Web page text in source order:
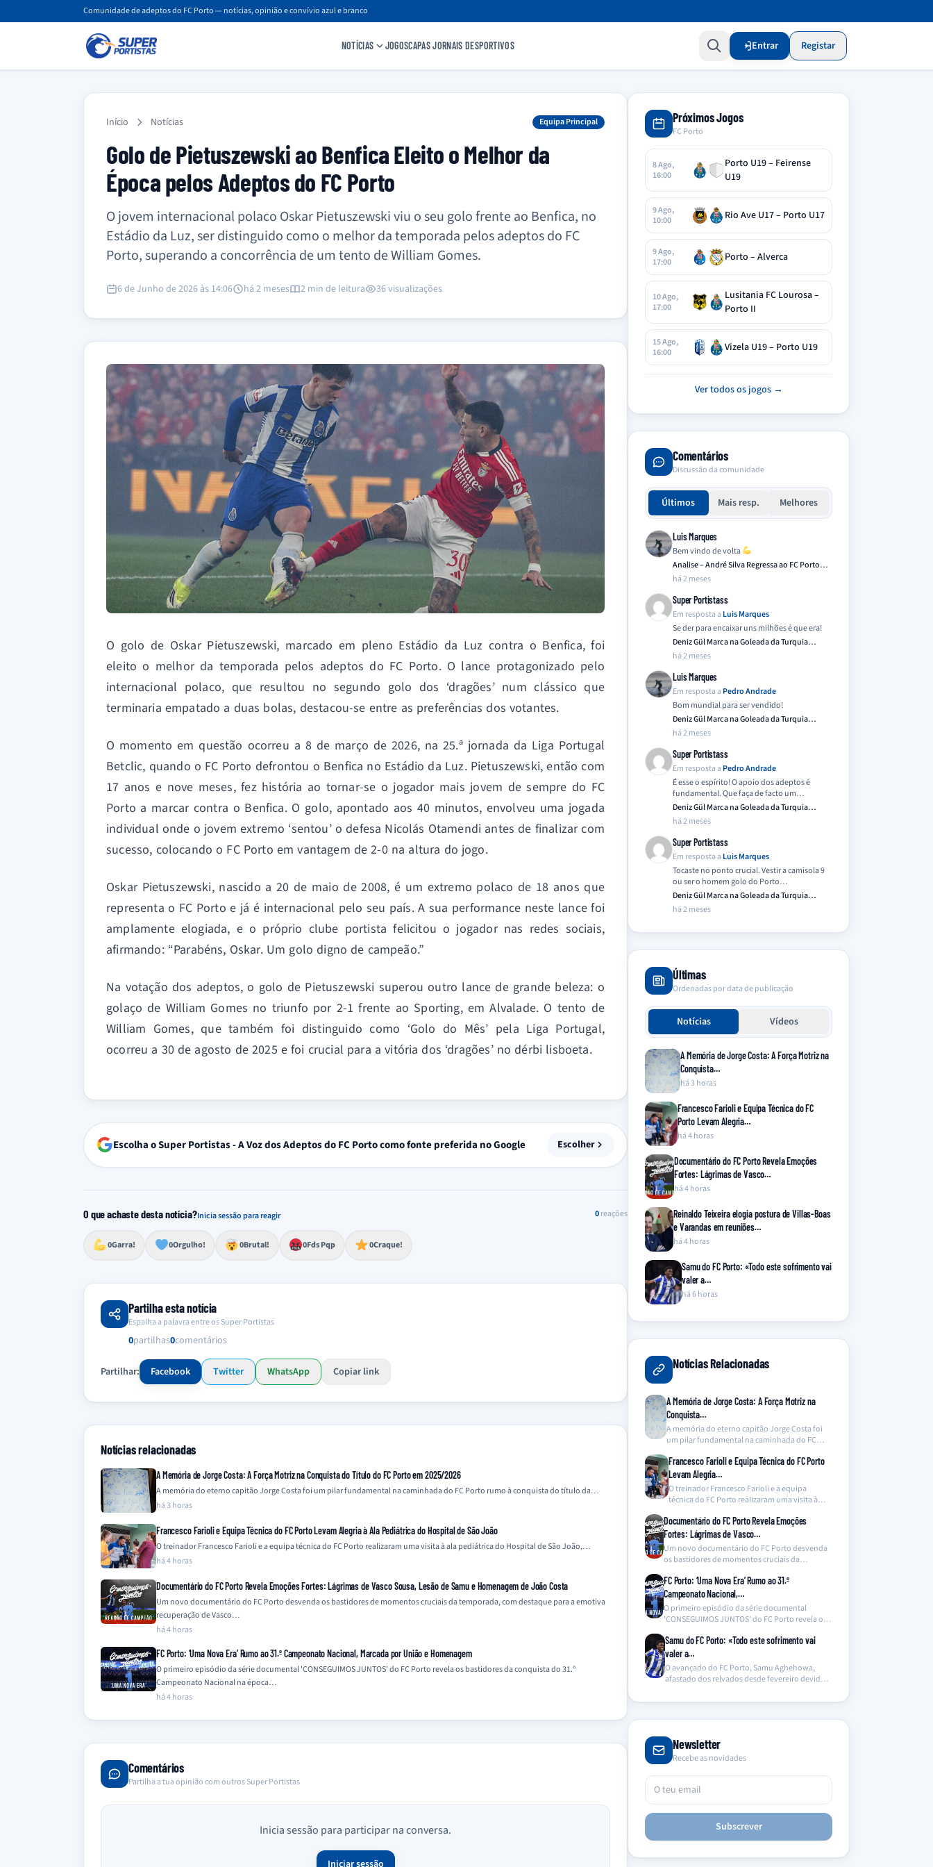
Comunidade de adeptos do FC Porto — notícias, opinião e convívio azul e branco
NOTÍCIAS JOGOSCAPAS JORNAIS DESPORTIVOS Entrar Registar
Início Notícias Equipa Principal
Golo de Pietuszewski ao Benfica Eleito o Melhor da
Época pelos Adeptos do FC Porto
O jovem internacional polaco Oskar Pietuszewski viu o seu golo frente ao Benfica, no
Estádio da Luz, ser distinguido como o melhor da temporada pelos adeptos do FC
Porto, superando a concorrência de um tento de William Gomes.
6 de Junho de 2026 às 14:06 há 2 meses 2 min de leitura 36 visualizações
O golo de Oskar Pietuszewski, marcado em pleno Estádio da Luz contra o Benfica, foi
eleito o melhor da temporada pelos adeptos do FC Porto. O lance protagonizado pelo
internacional polaco, que resultou no segundo golo dos ‘dragões’ num clássico que
terminaria empatado a duas bolas, destacou-se entre as preferências dos votantes.
O momento em questão ocorreu a 8 de março de 2026, na 25.ª jornada da Liga Portugal
Betclic, quando o FC Porto defrontou o Benfica no Estádio da Luz. Pietuszewski, então com
17 anos e nove meses, fez história ao tornar-se o jogador mais jovem de sempre do FC
Porto a marcar contra o Benfica. O golo, apontado aos 40 minutos, envolveu uma jogada
individual onde o jovem extremo ‘sentou’ o defesa Nicolás Otamendi antes de finalizar com
sucesso, colocando o FC Porto em vantagem de 2-0 na altura do jogo.
Oskar Pietuszewski, nascido a 20 de maio de 2008, é um extremo polaco de 18 anos que
representa o FC Porto e já é internacional pelo seu país. A sua performance neste lance foi
amplamente elogiada, e o próprio clube portista felicitou o jogador nas redes sociais,
afirmando: “Parabéns, Oskar. Um golo digno de campeão.”
Na votação dos adeptos, o golo de Pietuszewski superou outro lance de grande beleza: o
golaço de William Gomes no triunfo por 2-1 frente ao Sporting, em Alvalade. O tento de
William Gomes, que também foi distinguido como ‘Golo do Mês’ pela Liga Portugal,
ocorreu a 30 de agosto de 2025 e foi crucial para a vitória dos ‘dragões’ no dérbi lisboeta.
Escolha o Super Portistas - A Voz dos Adeptos do FC Porto como fonte preferida no Google Escolher
O que achaste desta notícia?Inicia sessão para reagir 0reações
0Garra!
Esforço, determinação, aprovação forte
0Orgulho!
Lealdade, amor clubístico, sentimento profundo
0Brutal!
Impressionante, chocante, de grande impacto 0Fds Pqp
Reação de desespero, raiva, frustração ou espanto extremo 0Craque!
Excelência, destaque, o melhor
Partilha esta notícia
Espalha a palavra entre os Super Portistas
0partilhas0comentários
Partilhar: Facebook Twitter WhatsApp Copiar link
Notícias relacionadas
A Memória de Jorge Costa: A Força Motriz na Conquista do Título do FC Porto em 2025/2026
A memória do eterno capitão Jorge Costa foi um pilar fundamental na caminhada do FC Porto rumo à conquista do título da…
há 3 horas
Francesco Farioli e Equipa Técnica do FC Porto Levam Alegria à Ala Pediátrica do Hospital de São João
O treinador Francesco Farioli e a equipa técnica do FC Porto realizaram uma visita à ala pediátrica do Hospital de São João,…
há 4 horas
Documentário do FC Porto Revela Emoções Fortes: Lágrimas de Vasco Sousa, Lesão de Samu e Homenagem de João Costa
Um novo documentário do FC Porto desvenda os bastidores de momentos cruciais da temporada, com destaque para a emotiva
recuperação de Vasco…
há 4 horas
FC Porto: ‘Uma Nova Era’ Rumo ao 31.º Campeonato Nacional, Marcada por União e Homenagem
O primeiro episódio da série documental 'CONSEGUIMOS JUNTOS' do FC Porto revela os bastidores da conquista do 31.º
Campeonato Nacional na época…
há 4 horas
Comentários
Partilha a tua opinião com outros Super Portistas
Inicia sessão para participar na conversa.
Iniciar sessão
Próximos Jogos
FC Porto
8 Ago,
16:00
Porto U19 – Feirense
U19
9 Ago,
10:00
Rio Ave U17 – Porto U17
9 Ago,
17:00
Porto – Alverca
10 Ago,
17:00
Lusitania FC Lourosa –
Porto II
15 Ago,
16:00
Vizela U19 – Porto U19
Ver todos os jogos →
Comentários
Discussão da comunidade
Últimos Mais resp. Melhores
Luis Marques
Bem vindo de volta
Analise – André Silva Regressa ao FC Porto…
há 2 meses
Super Portistass
Em resposta a Luis Marques
Se der para encaixar uns milhões é que era!
Deniz Gül Marca na Goleada da Turquia
Frente…
há 2 meses
Luis Marques
Em resposta a Pedro Andrade
Bom mundial para ser vendido!
Deniz Gül Marca na Goleada da Turquia
Frente…
há 2 meses
Super Portistass
Em resposta a Pedro Andrade
É esse o espírito! O apoio dos adeptos é
fundamental. Que faça de facto um…
Deniz Gül Marca na Goleada da Turquia
Frente…
há 2 meses
Super Portistass
Em resposta a Luis Marques
Tocaste no ponto crucial. Vestir a camisola 9
ou ser o homem golo do Porto…
Deniz Gül Marca na Goleada da Turquia
Frente…
há 2 meses
Últimas
Ordenadas por data de publicação
Notícias Vídeos
A Memória de Jorge Costa: A Força Motriz na
Conquista…
há 3 horas
Francesco Farioli e Equipa Técnica do FC
Porto Levam Alegria…
há 4 horas
Documentário do FC Porto Revela Emoções
Fortes: Lágrimas de Vasco…
há 4 horas
Reinaldo Teixeira elogia postura de Villas-Boas
e Varandas em reuniões…
há 4 horas
Samu do FC Porto: «Todo este sofrimento vai
valer a…
há 6 horas
Notícias Relacionadas
A Memória de Jorge Costa: A Força Motriz na
Conquista…
A memória do eterno capitão Jorge Costa foi
um pilar fundamental na caminhada do FC
Francesco Farioli e Equipa Técnica do FC Porto
Levam Alegria…
O treinador Francesco Farioli e a equipa
técnica do FC Porto realizaram uma visita à
Documentário do FC Porto Revela Emoções
Fortes: Lágrimas de Vasco…
Um novo documentário do FC Porto desvenda
os bastidores de momentos cruciais da
FC Porto: ‘Uma Nova Era’ Rumo ao 31.º
Campeonato Nacional,…
O primeiro episódio da série documental
'CONSEGUIMOS JUNTOS' do FC Porto revela os
Samu do FC Porto: «Todo este sofrimento vai
valer a…
O avançado do FC Porto, Samu Aghehowa,
afastado dos relvados desde fevereiro devido a
Newsletter
Recebe as novidades
Subscrever